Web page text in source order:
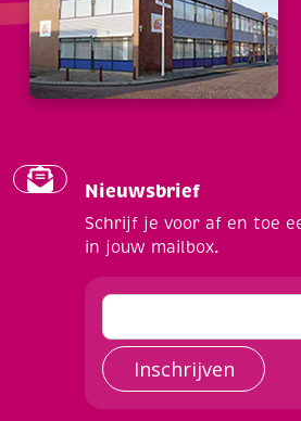
Nieuwsbrief
Schrijf je voor af en toe
in jouw mailbox.
Inschrijven